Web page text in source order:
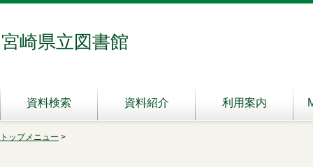
宮崎県立図書館
資料検索 資料紹介 利用案内
トップメニュー >